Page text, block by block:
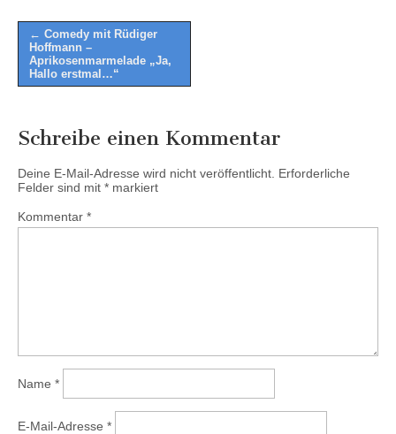
Post
navigation
← Comedy mit Rüdiger
Hoffmann –
Aprikosenmarmelade „Ja,
Hallo erstmal…“
Schreibe einen Kommentar
Deine E-Mail-Adresse wird nicht veröffentlicht. Erforderliche
Felder sind mit * markiert
Kommentar *
Name *
E-Mail-Adresse *